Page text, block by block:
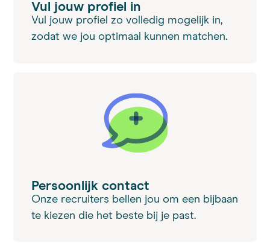
Vul jouw profiel in
Vul jouw profiel zo volledig mogelijk in,
zodat we jou optimaal kunnen matchen.
Persoonlijk contact
Onze recruiters bellen jou om een bijbaan
te kiezen die het beste bij je past.